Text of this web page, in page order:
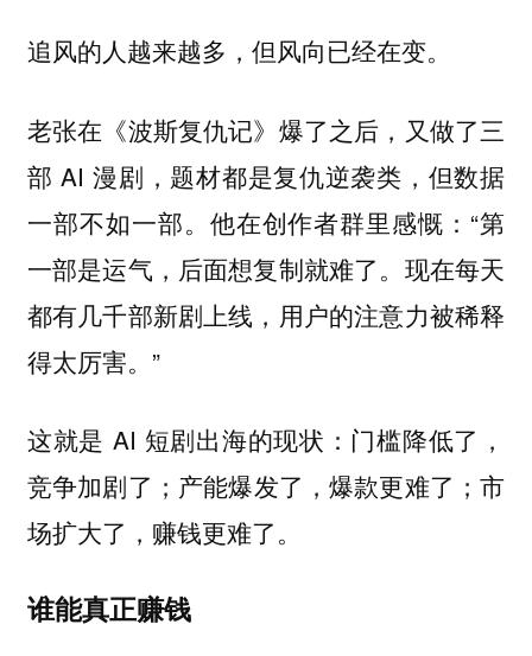
追风的人越来越多，但风向已经在变。
老张在《波斯复仇记》爆了之后，又做了三
部 AI 漫剧，题材都是复仇逆袭类，但数据
一部不如一部。他在创作者群里感慨：“第
一部是运气，后面想复制就难了。现在每天
都有几千部新剧上线，用户的注意力被稀释
得太厉害。”
这就是 AI 短剧出海的现状：门槛降低了，
竞争加剧了；产能爆发了，爆款更难了；市
场扩大了，赚钱更难了。
谁能真正赚钱